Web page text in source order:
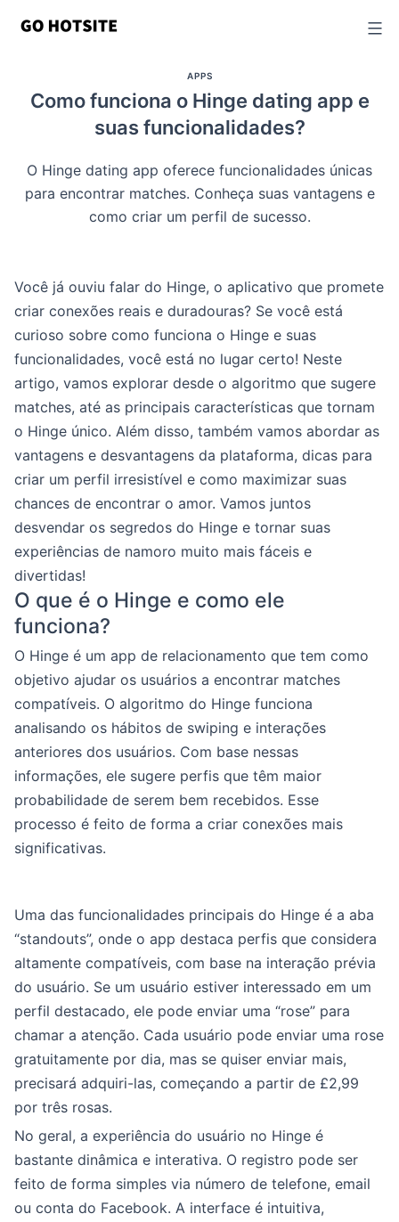
conteúdo
APPS
Como funciona o Hinge dating app e
suas funcionalidades?
O Hinge dating app oferece funcionalidades únicas
para encontrar matches. Conheça suas vantagens e
como criar um perfil de sucesso.
Você já ouviu falar do Hinge, o aplicativo que promete
criar conexões reais e duradouras? Se você está
curioso sobre como funciona o Hinge e suas
funcionalidades, você está no lugar certo! Neste
artigo, vamos explorar desde o algoritmo que sugere
matches, até as principais características que tornam
o Hinge único. Além disso, também vamos abordar as
vantagens e desvantagens da plataforma, dicas para
criar um perfil irresistível e como maximizar suas
chances de encontrar o amor. Vamos juntos
desvendar os segredos do Hinge e tornar suas
experiências de namoro muito mais fáceis e
divertidas!
O que é o Hinge e como ele
funciona?
O Hinge é um app de relacionamento que tem como
objetivo ajudar os usuários a encontrar matches
compatíveis. O algoritmo do Hinge funciona
analisando os hábitos de swiping e interações
anteriores dos usuários. Com base nessas
informações, ele sugere perfis que têm maior
probabilidade de serem bem recebidos. Esse
processo é feito de forma a criar conexões mais
significativas.
Uma das funcionalidades principais do Hinge é a aba
“standouts”, onde o app destaca perfis que considera
altamente compatíveis, com base na interação prévia
do usuário. Se um usuário estiver interessado em um
perfil destacado, ele pode enviar uma “rose” para
chamar a atenção. Cada usuário pode enviar uma rose
gratuitamente por dia, mas se quiser enviar mais,
precisará adquiri-las, começando a partir de £2,99
por três rosas.
No geral, a experiência do usuário no Hinge é
bastante dinâmica e interativa. O registro pode ser
feito de forma simples via número de telefone, email
ou conta do Facebook. A interface é intuitiva,